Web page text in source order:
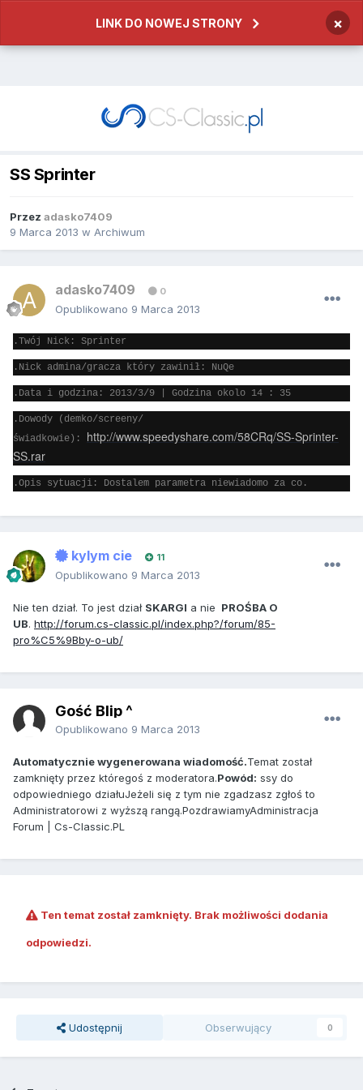
LINK DO NOWEJ STRONY ×
SS Sprinter
Przez adasko7409
9 Marca 2013 w Archiwum
adasko7409 0
Opublikowano 9 Marca 2013
.Twój Nick: Sprinter
.Nick admina/gracza który zawinił: NuQe
.Data i godzina: 2013/3/9 | Godzina okolo 14 : 35
.Dowody (demko/screeny/
świadkowie): http://www.speedyshare.com/58CRq/SS-Sprinter-
SS.rar
.Opis sytuacji: Dostalem parametra niewiadomo za co.
kylym cie 11
Opublikowano 9 Marca 2013
Nie ten dział. To jest dział SKARGI a nie PROŚBA O
UB. http://forum.cs-classic.pl/index.php?/forum/85-
pro%C5%9Bby-o-ub/
Gość Blip ^
Opublikowano 9 Marca 2013
Automatycznie wygenerowana wiadomość.Temat został
zamknięty przez któregoś z moderatora.Powód: ssy do
odpowiedniego działuJeżeli się z tym nie zgadzasz zgłoś to
Administratorowi z wyższą rangą.PozdrawiamyAdministracja
Forum | Cs-Classic.PL
Ten temat został zamknięty. Brak możliwości dodania
odpowiedzi.
Udostępnij Obserwujący 0